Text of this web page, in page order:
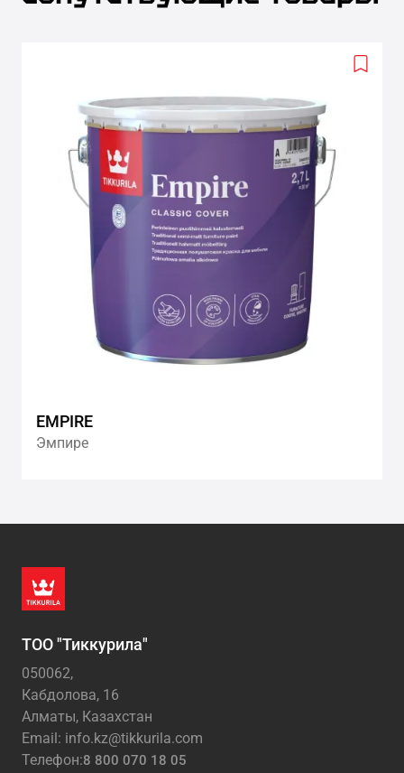
Add
EMPIRE
Эмпире
ТОО "Тиккурила"
050062,
Кабдолова, 16
Алматы, Казахстан
Email: info.kz@tikkurila.com
Телефон:8 800 070 18 05